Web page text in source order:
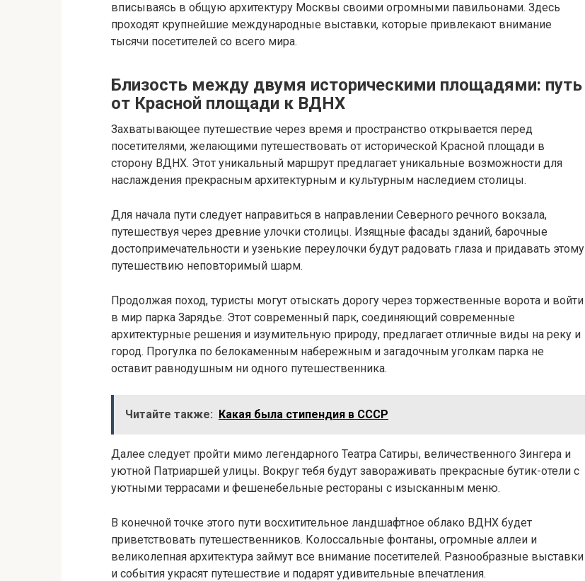
вписываясь в общую архитектуру Москвы своими огромными павильонами. Здесь
проходят крупнейшие международные выставки, которые привлекают внимание
тысячи посетителей со всего мира.
Близость между двумя историческими площадями: путь
от Красной площади к ВДНХ
Захватывающее путешествие через время и пространство открывается перед
посетителями, желающими путешествовать от исторической Красной площади в
сторону ВДНХ. Этот уникальный маршрут предлагает уникальные возможности для
наслаждения прекрасным архитектурным и культурным наследием столицы.
Для начала пути следует направиться в направлении Северного речного вокзала,
путешествуя через древние улочки столицы. Изящные фасады зданий, барочные
достопримечательности и узенькие переулочки будут радовать глаза и придавать этому
путешествию неповторимый шарм.
Продолжая поход, туристы могут отыскать дорогу через торжественные ворота и войти
в мир парка Зарядье. Этот современный парк, соединяющий современные
архитектурные решения и изумительную природу, предлагает отличные виды на реку и
город. Прогулка по белокаменным набережным и загадочным уголкам парка не
оставит равнодушным ни одного путешественника.
Читайте также: Какая была стипендия в СССР
Далее следует пройти мимо легендарного Театра Сатиры, величественного Зингера и
уютной Патриаршей улицы. Вокруг тебя будут завораживать прекрасные бутик-отели с
уютными террасами и фешенебельные рестораны с изысканным меню.
В конечной точке этого пути восхитительное ландшафтное облако ВДНХ будет
приветствовать путешественников. Колоссальные фонтаны, огромные аллеи и
великолепная архитектура займут все внимание посетителей. Разнообразные выставки
и события украсят путешествие и подарят удивительные впечатления.